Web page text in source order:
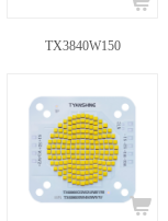
TX3840W150